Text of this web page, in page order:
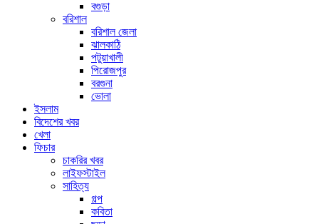
বগুড়া
বরিশাল
বরিশাল জেলা
ঝালকাঠি
পটুয়াখালী
পিরোজপুর
বরগুনা
ভোলা
ইসলাম
বিদেশের খবর
খেলা
ফিচার
চাকরির খবর
লাইফস্টাইল
সাহিত্য
গল্প
কবিতা